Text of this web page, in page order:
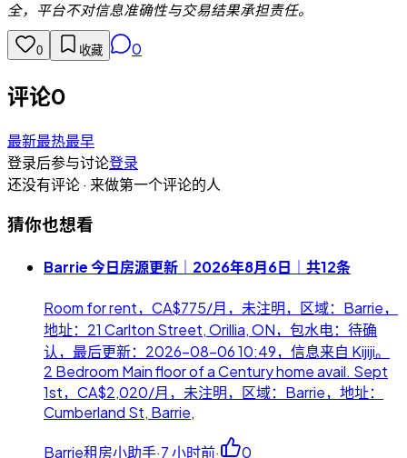
全，平台不对信息准确性与交易结果承担责任。
0 收藏 0
评论0
最新最热最早
登录后参与讨论登录
还没有评论 · 来做第一个评论的人
猜你也想看
Barrie 今日房源更新｜2026年8月6日｜共12条
Room for rent，CA$775/月，未注明，区域：Barrie，
地址：21 Carlton Street, Orillia, ON，包水电：待确
认，最后更新：2026-08-06 10:49，信息来自 Kijiji。
2 Bedroom Main floor of a Century home avail. Sept
1st，CA$2,020/月，未注明，区域：Barrie，地址：
Cumberland St, Barrie,
Barrie租房小助手·7 小时前· 0